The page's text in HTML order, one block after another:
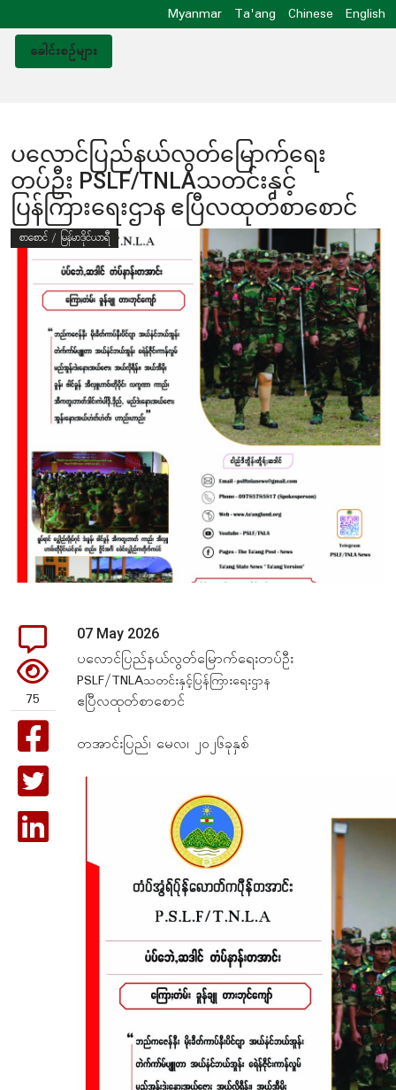
Myanmar Ta'ang Chinese
English
ခေါင်းစဥ်များ
ပလောင်ပြည်နယ်လွတ်မြောက်ရေး
တပ်ဦး PSLF/TNLAသတင်းနှင့်
ပြန်ကြားရေးဌာန ဧပြီလထုတ်စာစောင်
စာစောင် / မြန်မာဒိုင်ယာရီ
75
07 May 2026
ပလောင်ပြည်နယ်လွတ်မြောက်ရေးတပ်ဦး
PSLF/TNLAသတင်းနှင့်ပြန်ကြားရေးဌာန
ဧပြီလထုတ်စာစောင်
တအာင်းပြည်၊ မေလ၊ ၂၀၂၆ခုနှစ်